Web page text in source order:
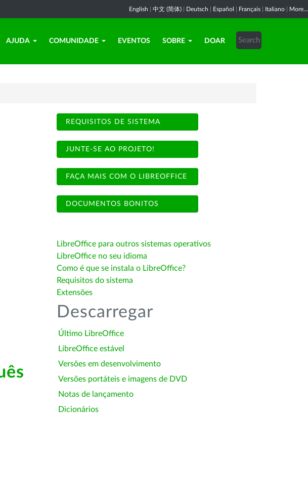
English 中文 (简体) Deutsch Español Français Italiano More...
AJUDA COMUNIDADE EVENTOS SOBRE DOAR
REQUISITOS DE SISTEMA
JUNTE-SE AO PROJETO!
FAÇA MAIS COM O LIBREOFFICE
DOCUMENTOS BONITOS
LibreOffice para outros sistemas operativos
LibreOffice no seu idioma
Como é que se instala o LibreOffice?
Requisitos do sistema
Extensões
Descarregar
Último LibreOffice
LibreOffice estável
Versões em desenvolvimento
Versões portáteis e imagens de DVD
Notas de lançamento
Dicionários